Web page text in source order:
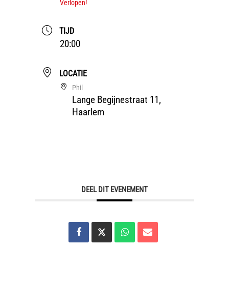
Verlopen!
TIJD
20:00
LOCATIE
Phil
Lange Begijnestraat 11,
Haarlem
DEEL DIT EVENEMENT